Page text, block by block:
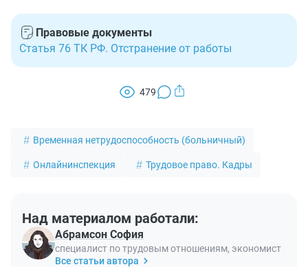
Правовые документы
Статья 76 ТК РФ. Отстранение от работы
479
Временная нетрудоспособность (больничный)
Онлайнинспекция Трудовое право. Кадры
Над материалом работали:
Абрамсон София
специалист по трудовым отношениям, экономист
Все статьи автора